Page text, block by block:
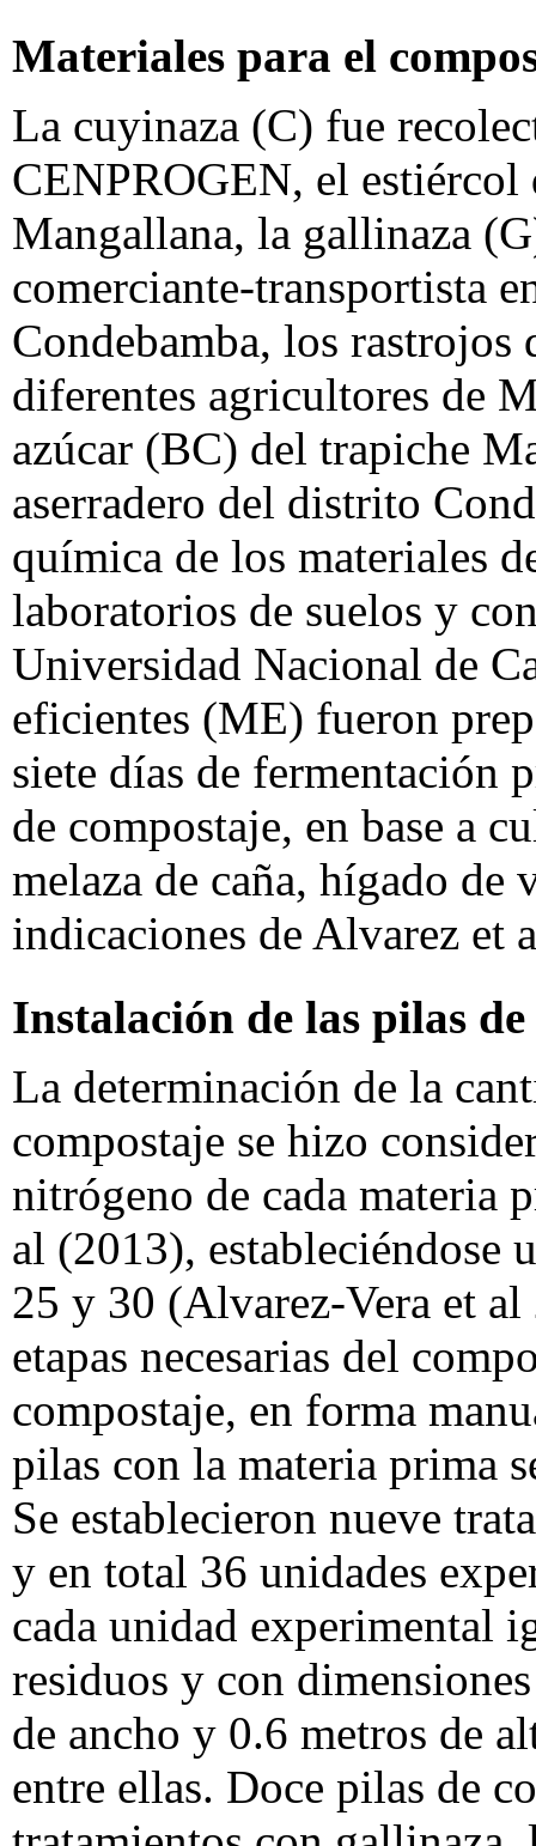
Materiales para el
La cuyinaza (C) fue
CENPROGEN, el
Mangallana, la gallinaza
comerciante-transportista
Condebamba, los
diferentes agricultores de
azúcar (BC) del trapiche
aserradero del distrito
química de los materiales
laboratorios de suelos y
Universidad Nacional de
eficientes (ME) fueron
siete días de fermentación
de compostaje, en base a
melaza de caña, hígado de
indicaciones de Alvarez et
Instalación de las pilas
La determinación de la
compostaje se hizo
nitrógeno de cada materia
al (2013), estableciéndose
25 y 30 (Alvarez-Vera et
etapas necesarias del
compostaje, en forma
pilas con la materia prima
Se establecieron nueve
y en total 36 unidades
cada unidad experimental
residuos y con
de ancho y 0.6 metros de
entre ellas. Doce pilas de